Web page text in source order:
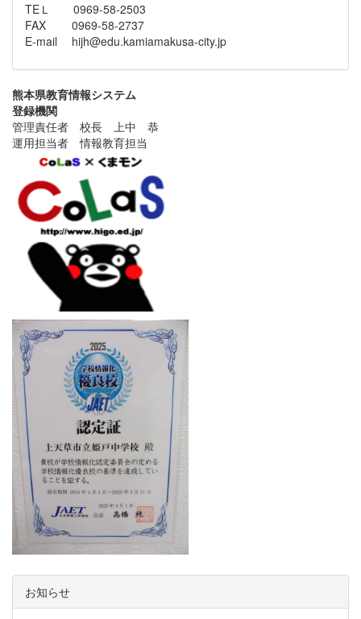
TEＬ 0969-58-2503
FAX 0969-58-2737
E-mail hijh@edu.kamiamakusa-city.jp
熊本県教育情報システム
登録機関
管理責任者 校長 上中 恭
運用担当者 情報教育担当
お知らせ